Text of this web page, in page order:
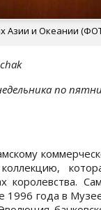
Азии и Океании
по
королевства.
1996 года в